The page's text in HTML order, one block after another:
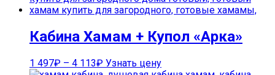
Кабина Хамам + Купол «Арка»
1 497₽ – 4 113₽ Узнать цену